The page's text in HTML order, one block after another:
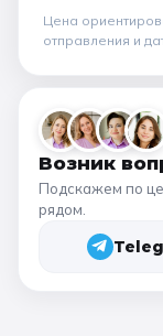
Цена
отправления и
Возник
Подскажем по
рядом.